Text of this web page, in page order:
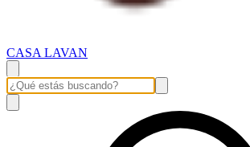
CASA LAVAN